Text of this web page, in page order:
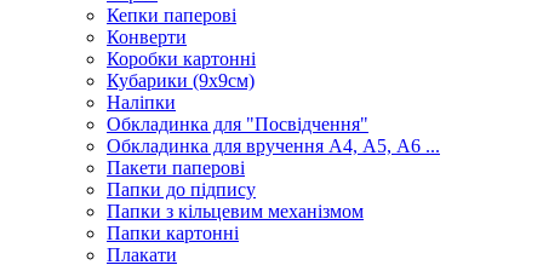
Кепки паперові
Конверти
Коробки картонні
Кубарики (9х9см)
Наліпки
Обкладинка для "Посвідчення"
Обкладинка для вручення А4, А5, А6 ...
Пакети паперові
Папки до підпису
Папки з кільцевим механізмом
Папки картонні
Плакати